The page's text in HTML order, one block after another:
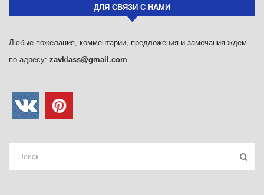
ДЛЯ СВЯЗИ С НАМИ
Любые пожелания, комментарии, предложения и замечания ждем
по адресу: zavklass@gmail.com